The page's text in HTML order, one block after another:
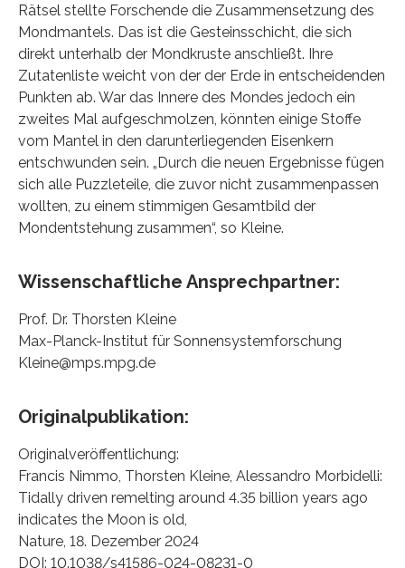
Rätsel stellte Forschende die Zusammensetzung des
Mondmantels. Das ist die Gesteinsschicht, die sich
direkt unterhalb der Mondkruste anschließt. Ihre
Zutatenliste weicht von der der Erde in entscheidenden
Punkten ab. War das Innere des Mondes jedoch ein
zweites Mal aufgeschmolzen, könnten einige Stoffe
vom Mantel in den darunterliegenden Eisenkern
entschwunden sein. „Durch die neuen Ergebnisse fügen
sich alle Puzzleteile, die zuvor nicht zusammenpassen
wollten, zu einem stimmigen Gesamtbild der
Mondentstehung zusammen“, so Kleine.
Wissenschaftliche Ansprechpartner:
Prof. Dr. Thorsten Kleine
Max-Planck-Institut für Sonnensystemforschung
Kleine@mps.mpg.de
Originalpublikation:
Originalveröffentlichung:
Francis Nimmo, Thorsten Kleine, Alessandro Morbidelli:
Tidally driven remelting around 4.35 billion years ago
indicates the Moon is old,
Nature, 18. Dezember 2024
DOI: 10.1038/s41586-024-08231-0